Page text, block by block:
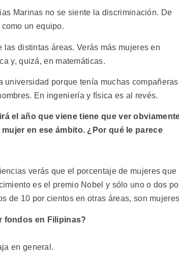
Marinas no se siente la discriminación. De
un equipo.
distintas áreas. Verás más mujeres en
y, quizá, en matemáticas.
porque tenía muchas
En ingeniería y física es al revés.
el año que viene tiene que ver
en ese ámbito. ¿Por qué le parece
verás que el porcentaje de mujeres que
es el premio Nobel y sólo uno o dos
de 10 por cientos en otras áreas, son
fondos en Filipinas?
en general.